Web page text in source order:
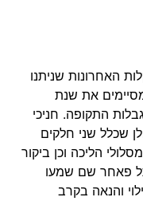
האחרונות שניתנו
את שנת
התקופה. חניכי
שכלל שני חלקים
הליכה וכן ביקור
פאחר שם שמעו
והנאה בקרב